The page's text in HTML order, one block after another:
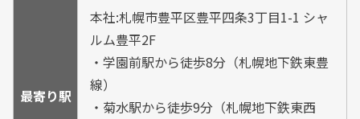
最寄り駅
本社:札幌市豊平区豊平四条3丁目1-1 シャ
ルム豊平2F
・学園前駅から徒歩8分（札幌地下鉄東豊
線）
・菊水駅から徒歩9分（札幌地下鉄東西